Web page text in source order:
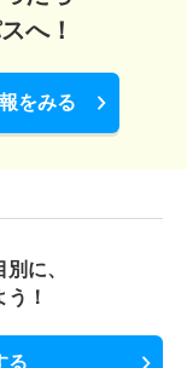
へ！
をみる
に、
！
る